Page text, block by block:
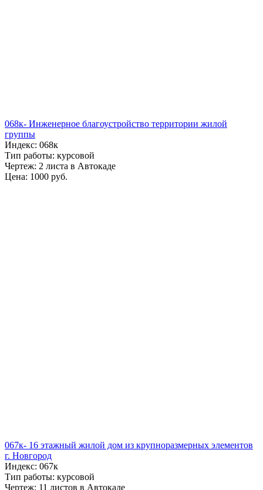
068к- Инженерное благоустройство территории жилой
группы
Индекс: 068к
Тип работы: курсовой
Чертеж: 2 листа в Автокаде
Цена: 1000 руб.
067к- 16 этажный жилой дом из крупноразмерных элементов
г. Новгород
Индекс: 067к
Тип работы: курсовой
Чертеж: 11 листов в Автокаде